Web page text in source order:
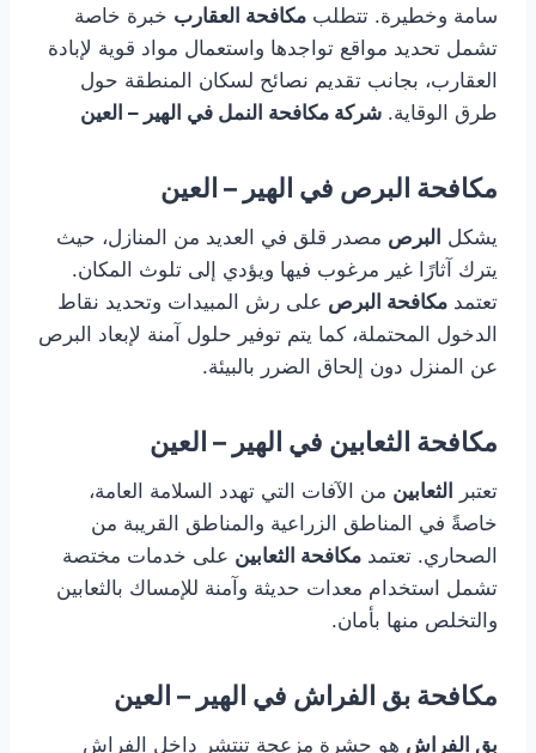
سامة وخطيرة. تتطلب مكافحة العقارب خبرة خاصة
تشمل تحديد مواقع تواجدها واستعمال مواد قوية لإبادة
العقارب، بجانب تقديم نصائح لسكان المنطقة حول
طرق الوقاية. شركة مكافحة النمل في الهير – العين
مكافحة البرص في الهير – العين
يشكل البرص مصدر قلق في العديد من المنازل، حيث
يترك آثارًا غير مرغوب فيها ويؤدي إلى تلوث المكان.
تعتمد مكافحة البرص على رش المبيدات وتحديد نقاط
الدخول المحتملة، كما يتم توفير حلول آمنة لإبعاد البرص
عن المنزل دون إلحاق الضرر بالبيئة.
مكافحة الثعابين في الهير – العين
تعتبر الثعابين من الآفات التي تهدد السلامة العامة،
خاصةً في المناطق الزراعية والمناطق القريبة من
الصحاري. تعتمد مكافحة الثعابين على خدمات مختصة
تشمل استخدام معدات حديثة وآمنة للإمساك بالثعابين
والتخلص منها بأمان.
مكافحة بق الفراش في الهير – العين
بق الفراش هو حشرة مزعجة تنتشر داخل الفراش